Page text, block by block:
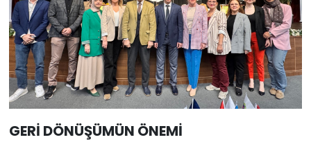
GERİ DÖNÜŞÜMÜN ÖNEMİ